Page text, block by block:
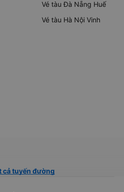
Vé tàu Đà Nẵng Huế
Vé tàu Hà Nội Vinh
cả tuyến đường